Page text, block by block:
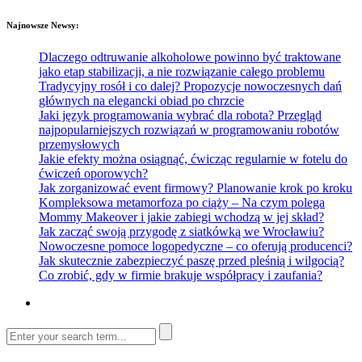
Najnowsze Newsy:
Dlaczego odtruwanie alkoholowe powinno być traktowane
jako etap stabilizacji, a nie rozwiązanie całego problemu
Tradycyjny rosół i co dalej? Propozycje nowoczesnych dań
głównych na elegancki obiad po chrzcie
Jaki język programowania wybrać dla robota? Przegląd
najpopularniejszych rozwiązań w programowaniu robotów
przemysłowych
Jakie efekty można osiągnąć, ćwicząc regularnie w fotelu do
ćwiczeń oporowych?
Jak zorganizować event firmowy? Planowanie krok po kroku
Kompleksowa metamorfoza po ciąży – Na czym polega
Mommy Makeover i jakie zabiegi wchodzą w jej skład?
Jak zacząć swoją przygodę z siatkówką we Wrocławiu?
Nowoczesne pomoce logopedyczne – co oferują producenci?
Jak skutecznie zabezpieczyć paszę przed pleśnią i wilgocią?
Co zrobić, gdy w firmie brakuje współpracy i zaufania?